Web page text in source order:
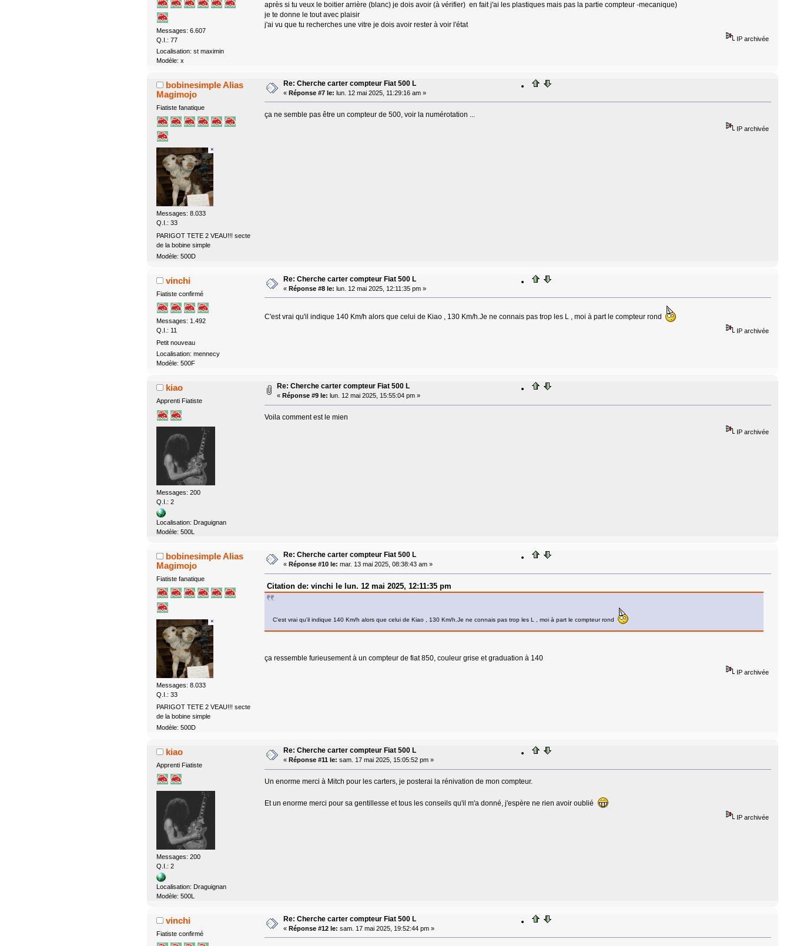
Messages: 6.607
Q.I.: 77
Localisation: st maximin
Modèle: x
après si tu veux le boitier arrière (blanc) je dois avoir (à vérifier) en fait j'ai les plastiques mais pas la partie compteur -mecanique)
je te donne le tout avec plaisir
j'ai vu que tu recherches une vitre je dois avoir rester à voir l'état
IP archivée
bobinesimple Alias
Magimojo
Fiatiste fanatique
Messages: 8.033
Q.I.: 33
PARIGOT TETE 2 VEAU!!! secte
de la bobine simple
Modèle: 500D
Re: Cherche carter compteur Fiat 500 L
« Réponse #7 le: lun. 12 mai 2025, 11:29:16 am »
ça ne semble pas être un compteur de 500, voir la numérotation ...
IP archivée
vinchi
Fiatiste confirmé
Messages: 1.492
Q.I.: 11
Petit nouveau
Localisation: mennecy
Modèle: 500F
Re: Cherche carter compteur Fiat 500 L
« Réponse #8 le: lun. 12 mai 2025, 12:11:35 pm »
C'est vrai qu'il indique 140 Km/h alors que celui de Kiao , 130 Km/h.Je ne connais pas trop les L , moi à part le compteur rond
IP archivée
kiao
Apprenti Fiatiste
Messages: 200
Q.I.: 2
Localisation: Draguignan
Modèle: 500L
Re: Cherche carter compteur Fiat 500 L
« Réponse #9 le: lun. 12 mai 2025, 15:55:04 pm »
Voila comment est le mien
IP archivée
bobinesimple Alias
Magimojo
Fiatiste fanatique
Messages: 8.033
Q.I.: 33
PARIGOT TETE 2 VEAU!!! secte
de la bobine simple
Modèle: 500D
Re: Cherche carter compteur Fiat 500 L
« Réponse #10 le: mar. 13 mai 2025, 08:38:43 am »
Citation de: vinchi le lun. 12 mai 2025, 12:11:35 pm
C'est vrai qu'il indique 140 Km/h alors que celui de Kiao , 130 Km/h.Je ne connais pas trop les L , moi à part le compteur rond
ça ressemble furieusement à un compteur de fiat 850, couleur grise et graduation à 140
IP archivée
kiao
Apprenti Fiatiste
Messages: 200
Q.I.: 2
Localisation: Draguignan
Modèle: 500L
Re: Cherche carter compteur Fiat 500 L
« Réponse #11 le: sam. 17 mai 2025, 15:05:52 pm »
Un enorme merci à Mitch pour les carters, je posterai la rénivation de mon compteur.
Et un enorme merci pour sa gentillesse et tous les conseils qu'il m'a donné, j'espère ne rien avoir oublié
IP archivée
vinchi
Fiatiste confirmé
Re: Cherche carter compteur Fiat 500 L
« Réponse #12 le: sam. 17 mai 2025, 19:52:44 pm »